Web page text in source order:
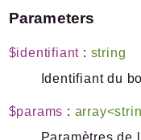
Parameters
$identifiant : string
Identifiant du
$params :
Paramètres de